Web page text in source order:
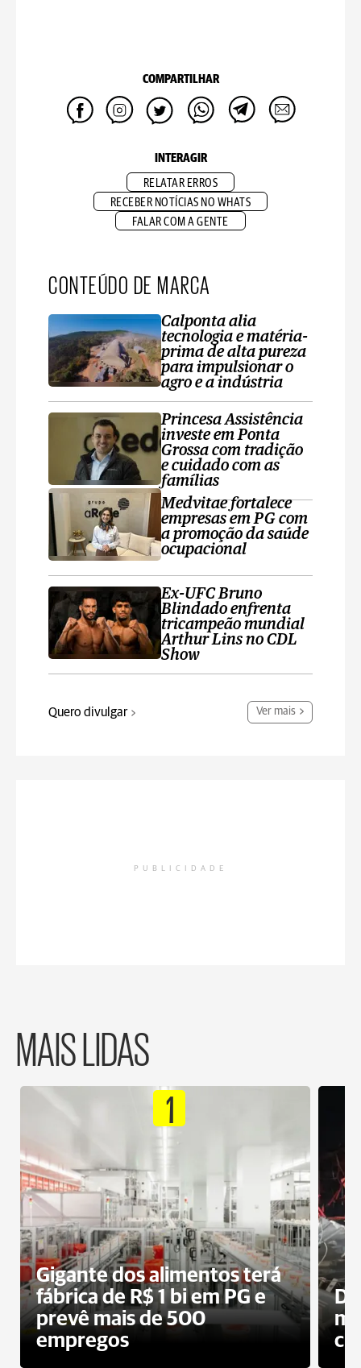
COMPARTILHAR
INTERAGIR
RELATAR ERROS
RECEBER NOTÍCIAS NO WHATS
FALAR COM A GENTE
CONTEÚDO DE MARCA
Calponta alia
tecnologia e matéria-
prima de alta pureza
para impulsionar o
agro e a indústria
Princesa Assistência
investe em Ponta
Grossa com tradição
e cuidado com as
famílias
Medvitae fortalece
empresas em PG com
a promoção da saúde
ocupacional
Ex-UFC Bruno
Blindado enfrenta
tricampeão mundial
Arthur Lins no CDL
Show
Quero divulgar Ver mais
PUBLICIDADE
MAIS LIDAS
1
Gigante dos alimentos terá
fábrica de R$ 1 bi em PG e
prevê mais de 500
empregos